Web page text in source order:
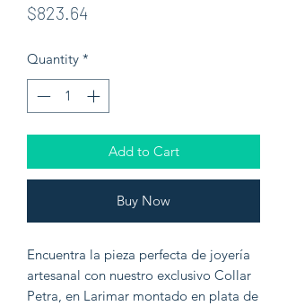
$823.64
Quantity *
Add to Cart
Buy Now
Encuentra la pieza perfecta de joyería
artesanal con nuestro exclusivo Collar
Petra, en Larimar montado en plata de